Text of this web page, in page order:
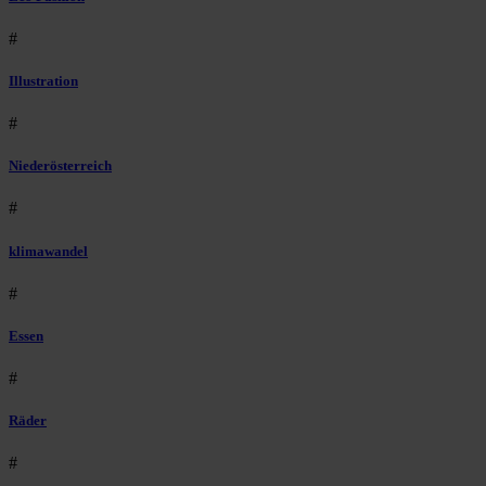
#
Illustration
#
Niederösterreich
#
klimawandel
#
Essen
#
Räder
#